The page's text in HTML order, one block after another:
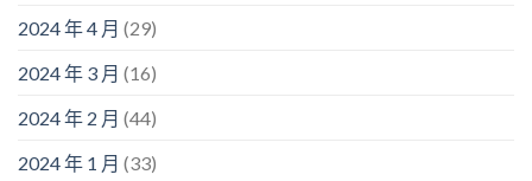
2024 年 4 月 (29)
2024 年 3 月 (16)
2024 年 2 月 (44)
2024 年 1 月 (33)